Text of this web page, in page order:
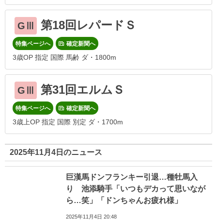
GⅢ 第18回レパードＳ
特集ページへ 確定新聞へ
3歳OP 指定 国際 馬齢 ダ・1800m
GⅢ 第31回エルムＳ
特集ページへ 確定新聞へ
3歳上OP 指定 国際 別定 ダ・1700m
2025年11月4日のニュース
巨漢馬ドンフランキー引退…種牡馬入
り 池添騎手「いつもデカって思いなが
ら…笑」「ドンちゃんお疲れ様」
2025年11月4日 20:48